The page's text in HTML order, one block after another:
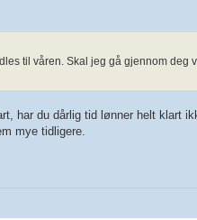
til våren. Skal jeg gå gjennom deg
har du dårlig tid lønner helt klart
mye tidligere.